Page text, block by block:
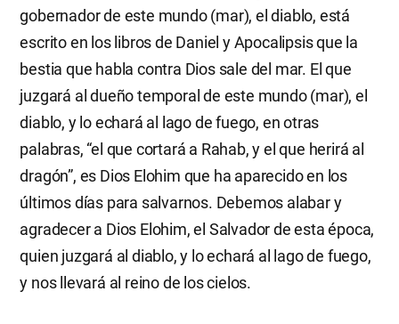
gobernador de este mundo (mar), el diablo, está
escrito en los libros de Daniel y Apocalipsis que la
bestia que habla contra Dios sale del mar. El que
juzgará al dueño temporal de este mundo (mar), el
diablo, y lo echará al lago de fuego, en otras
palabras, “el que cortará a Rahab, y el que herirá al
dragón”, es Dios Elohim que ha aparecido en los
últimos días para salvarnos. Debemos alabar y
agradecer a Dios Elohim, el Salvador de esta época,
quien juzgará al diablo, y lo echará al lago de fuego,
y nos llevará al reino de los cielos.